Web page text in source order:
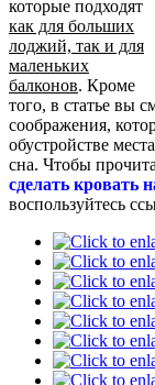
которые подходят
как для больших
лоджий, так и для
маленьких
балконов. Кроме
того, в статье вы
соображения,
обустройстве
сна. Чтобы
сделать кровать
воспользуйтесь